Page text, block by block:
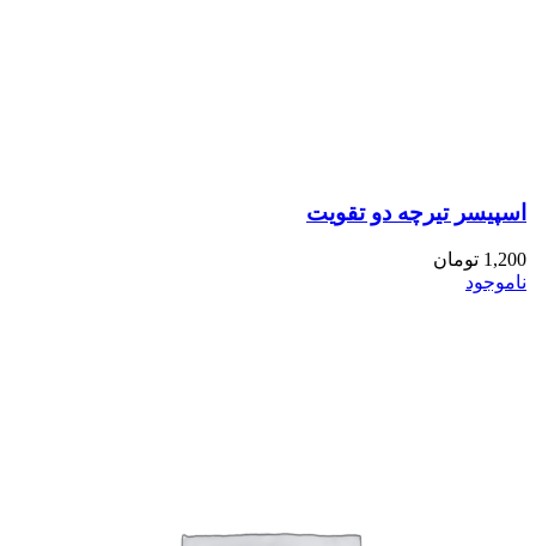
اسپیسر تیرچه دو تقویت
1,200 تومان
ناموجود